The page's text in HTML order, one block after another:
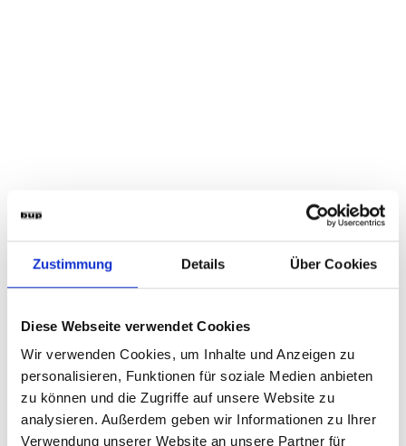
Zustimmung Details Über Cookies
Diese Webseite verwendet Cookies
Wir verwenden Cookies, um Inhalte und Anzeigen zu
personalisieren, Funktionen für soziale Medien anbieten
zu können und die Zugriffe auf unsere Website zu
analysieren. Außerdem geben wir Informationen zu Ihrer
Verwendung unserer Website an unsere Partner für